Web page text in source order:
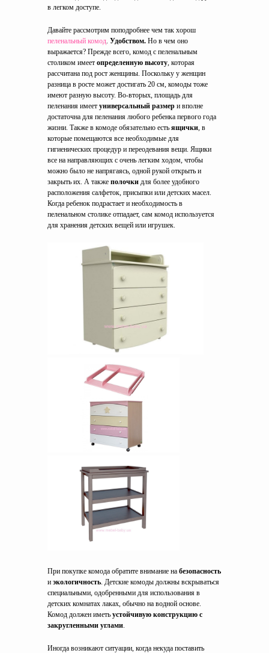
в легком доступе.
Давайте рассмотрим поподробнее чем так хорош
пеленальный комод. Удобством. Но в чем оно
выражается? Прежде всего, комод с пеленальным
столиком имеет определенную высоту, которая
рассчитана под рост женщины. Поскольку у женщин
разница в росте может достигать 20 см, комоды тоже
имеют разную высоту. Во-вторых, площадь для
пеленания имеет универсальный размер и вполне
достаточна для пеленания любого ребенка первого года
жизни. Также в комоде обязательно есть ящички, в
которые помещаются все необходимые для
гигиенических процедур и переодевания вещи. Ящики
все на направляющих с очень легким ходом, чтобы
можно было не напрягаясь, одной рукой открыть и
закрыть их. А также полочки для более удобного
расположения салфеток, присыпки или детских масел.
Когда ребенок подрастает и необходимость в
пеленальном столике отпадает, сам комод используется
для хранения детских вещей или игрушек.
При покупке комода обратите внимание на безопасность
и экологичность. Детские комоды должны вскрываться
специальными, одобренными для использования в
детских комнатах лаках, обычно на водной основе.
Комод должен иметь устойчивую конструкцию с
закругленными углами.
Иногда возникают ситуации, когда некуда поставить